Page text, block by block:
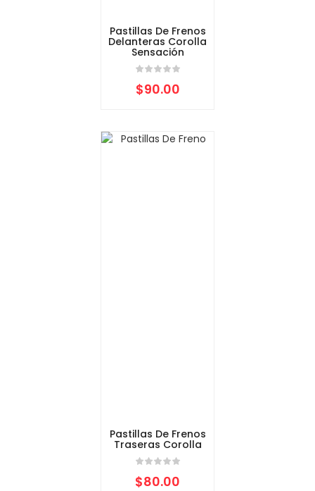
Pastillas De Frenos
Delanteras Corolla
Sensación
$90.00
Pastillas De Frenos
Traseras Corolla
$80.00